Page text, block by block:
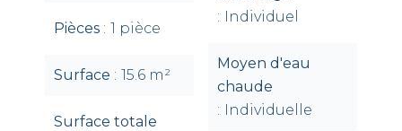
Pièces 1 pièce
Surface 15.6 m²
Surface totale
Individuel
Moyen d'eau
chaude
Individuelle